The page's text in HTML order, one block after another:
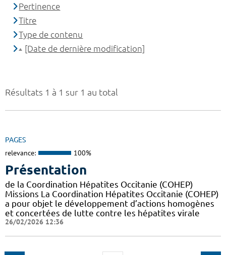
Résultats 1 à 1 sur 1 au total
PAGES
relevance: 100%
Présentation
de la Coordination Hépatites Occitanie (COHEP)
Missions La Coordination Hépatites Occitanie (COHEP)
a pour objet le développement d’actions homogènes
et concertées de lutte contre les hépatites virale
26/02/2026 12:36
Pertinence
Titre
Type de contenu
[Date de dernière modification]